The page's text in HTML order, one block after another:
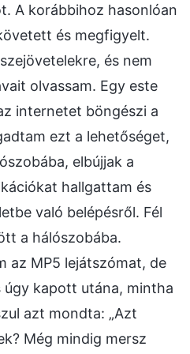
A korábbihoz hasonlóan
és megfigyelt.
és nem
olvassam. Egy este
internetet böngészi a
ezt a lehetőséget,
elbújjak a
hallgattam és
való belépésről. Fél
a hálószobába.
az MP5 lejátszómat, de
úgy kapott utána, mintha
azt mondta: „Azt
Még mindig mersz